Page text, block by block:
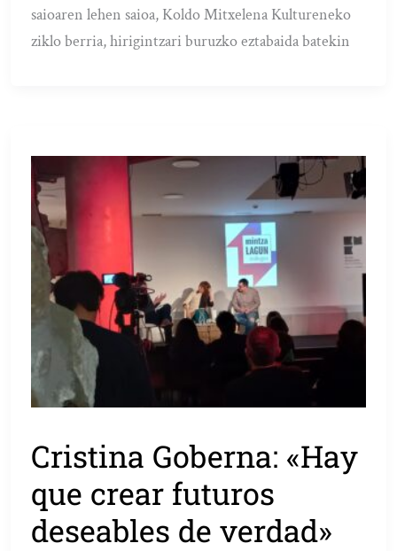
saioaren lehen saioa, Koldo Mitxelena Kultureneko
ziklo berria, hirigintzari buruzko eztabaida batekin
Cristina Goberna: «Hay
que crear futuros
deseables de verdad»